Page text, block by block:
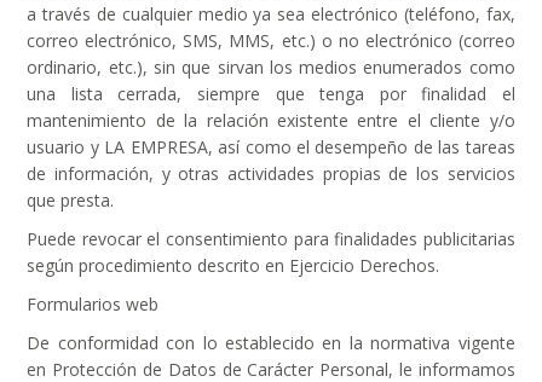
a través de cualquier medio ya sea electrónico (teléfono, fax,
correo electrónico, SMS, MMS, etc.) o no electrónico (correo
ordinario, etc.), sin que sirvan los medios enumerados como
una lista cerrada, siempre que tenga por finalidad el
mantenimiento de la relación existente entre el cliente y/o
usuario y LA EMPRESA, así como el desempeño de las tareas
de información, y otras actividades propias de los servicios
que presta.
Puede revocar el consentimiento para finalidades publicitarias
según procedimiento descrito en Ejercicio Derechos.
Formularios web
De conformidad con lo establecido en la normativa vigente
en Protección de Datos de Carácter Personal, le informamos